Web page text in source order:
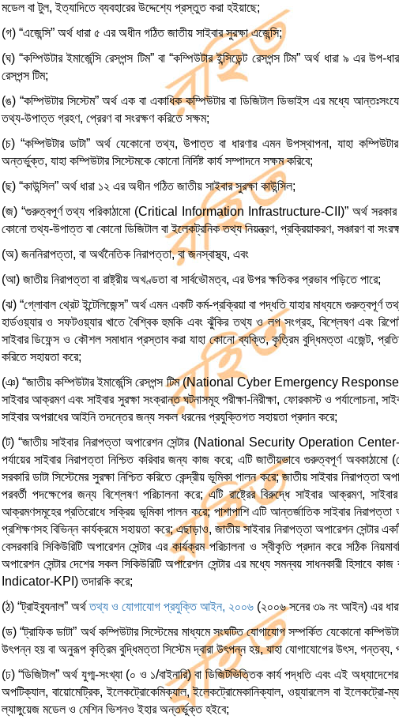
মডেল বা টুল, ইত্যাদিতে ব্যবহারের উদ্দেশ্যে প্রস্তুত করা হইয়াছে;
(গ) “এজেন্সি” অর্থ ধারা ৫ এর অধীন গঠিত জাতীয় সাইবার সুরক্ষা এজেন্সি;
(ঘ) “কম্পিউটার ইমার্জেন্সি রেসপন্স টিম” বা “কম্পিউটার ইন্সিডেন্ট রেসপন্স টিম” অর্থ ধারা ৯ এর উপ-
রেসপন্স টিম;
(ঙ) “কম্পিউটার সিস্টেম” অর্থ এক বা একাধিক কম্পিউটার বা ডিজিটাল ডিভাইস এর মধ্যে
তথ্য-উপাত্ত গ্রহণ, প্রেরণ বা সংরক্ষণ করিতে সক্ষম;
(চ) “কম্পিউটার ডাটা” অর্থ যেকোনো তথ্য, উপাত্ত বা ধারণার এমন উপস্থাপনা, যাহা
অন্তর্ভুক্ত, যাহা কম্পিউটার সিস্টেমকে কোনো নির্দিষ্ট কার্য সম্পাদনে সক্ষম করিবে;
(ছ) “কাউন্সিল” অর্থ ধারা ১২ এর অধীন গঠিত জাতীয় সাইবার সুরক্ষা কাউন্সিল;
(জ) “গুরুত্বপূর্ণ তথ্য পরিকাঠামো (Critical Information Infrastructure-CII)” অর্থ সরকার
কোনো তথ্য-উপাত্ত বা কোনো ডিজিটাল বা ইলেকট্রনিক তথ্য নিয়ন্ত্রণ, প্রক্রিয়াকরণ, সঞ্চারণ বা
(অ) জননিরাপত্তা, বা অর্থনৈতিক নিরাপত্তা, বা জনস্বাস্থ্য, এবং
(আ) জাতীয় নিরাপত্তা বা রাষ্ট্রীয় অখণ্ডতা বা সার্বভৌমত্ব, এর উপর ক্ষতিকর প্রভাব পড়িতে পারে;
(ঝ) “গ্লোবাল থ্রেট ইন্টেলিজেন্স” অর্থ এমন একটি কর্ম-প্রক্রিয়া বা পদ্ধতি যাহার মাধ্যমে গুরুত্বপূর্ণ
হার্ডওয়্যার ও সফটওয়্যার খাতে বৈশ্বিক হুমকি এবং ঝুঁকির তথ্য ও লগ সংগ্রহ, বিশ্লেষণ এবং
সাইবার ডিফেন্স ও কৌশল সমাধান প্রস্তাব করা যাহা কোনো ব্যক্তি, কৃত্রিম বুদ্ধিমত্তা এজেন্ট,
করিতে সহায়তা করে;
(ঞ) “জাতীয় কম্পিউটার ইমার্জেন্সি রেসপন্স টিম (National Cyber Emergency
সাইবার আক্রমণ এবং সাইবার সুরক্ষা সংক্রান্ত ঘটনাসমূহ পরীক্ষা-নিরীক্ষা, ফোরকাস্ট ও পর্যালোচনা,
সাইবার অপরাধের আইনি তদন্তের জন্য সকল ধরনের প্রযুক্তিগত সহায়তা প্রদান করে;
(ট) “জাতীয় সাইবার নিরাপত্তা অপারেশন সেন্টার (National Security Operation Center-
পর্যায়ের সাইবার নিরাপত্তা নিশ্চিত করিবার জন্য কাজ করে; এটি জাতীয়ভাবে গুরুত্বপূর্ণ অবকাঠামো
সরকারি ডাটা সিস্টেমের সুরক্ষা নিশ্চিত করিতে কেন্দ্রীয় ভূমিকা পালন করে; জাতীয় সাইবার নিরাপত্তা
পরবর্তী পদক্ষেপের জন্য বিশ্লেষণ পরিচালনা করে; এটি রাষ্ট্রের বিরুদ্ধে সাইবার আক্রমণ,
আক্রমণসমূহের প্রতিরোধে সক্রিয় ভূমিকা পালন করে; পাশাপাশি এটি আন্তর্জাতিক সাইবার
প্রশিক্ষণসহ বিভিন্ন কার্যক্রমে সহায়তা করে; এছাড়াও, জাতীয় সাইবার নিরাপত্তা অপারেশন সেন্টার
বেসরকারি সিকিউরিটি অপারেশন সেন্টার এর কার্যক্রম পরিচালনা ও স্বীকৃতি প্রদান করে সঠিক
অপারেশন সেন্টার দেশের সকল সিকিউরিটি অপারেশন সেন্টার এর মধ্যে সমন্বয় সাধনকারী
Indicator-KPI) তদারকি করে;
(ঠ) “ট্রাইব্যুনাল” অর্থতথ্য ও যোগাযোগ প্রযুক্তি আইন, ২০০৬(২০০৬ সনের ৩৯ নং আইন) এর ধারা
(ড) “ট্রাফিক ডাটা” অর্থ কম্পিউটার সিস্টেমের মাধ্যমে সংঘটিত যোগাযোগ সম্পর্কিত যেকোনো
উৎপন্ন হয় বা অনুরূপ কৃত্রিম বুদ্ধিমত্তা সিস্টেম দ্বারা উৎপন্ন হয়, যাহা যোগাযোগের উৎস, গন্তব্য,
(ঢ) “ডিজিটাল” অর্থ যুগ্ম-সংখ্যা (০ ও ১/বাইনারি) বা ডিজিটভিত্তিক কার্য পদ্ধতি এবং এই
অপটিক্যাল, বায়োমেট্রিক, ইলেকট্রোকেমিক্যাল, ইলেকট্রোমেকানিক্যাল, ওয়্যারলেস বা
ল্যাঙ্গুয়েজ মডেল ও মেশিন ভিশনও ইহার অন্তর্ভুক্ত হইবে;